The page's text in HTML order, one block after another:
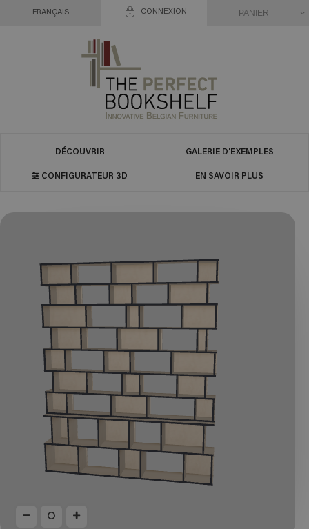
CONNEXION
FRANÇAIS PANIER
DÉCOUVRIR GALERIE D'EXEMPLES
CONFIGURATEUR 3D EN SAVOIR PLUS